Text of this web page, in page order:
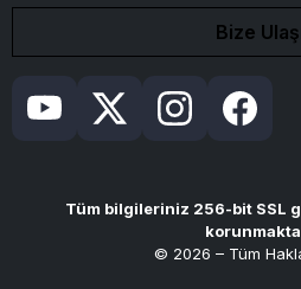
Bize
Tüm bilgileriniz 256-bit SSL
© 2026 – Tüm